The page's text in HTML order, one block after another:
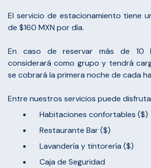
El servicio de estacionamiento tiene
de $160 MXN por día.
En caso de reservar más de 10
considerará como grupo y tendrá
se cobrará la primera noche de cada
Entre nuestros servicios puede
Habitaciones confortables ($)
Restaurante Bar ($)
Lavandería y tintorería ($)
Caja de Seguridad